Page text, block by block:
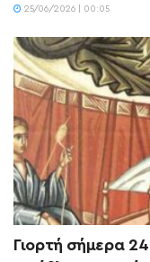
25/06/2026 | 00:05
Γιορτή σήμερα